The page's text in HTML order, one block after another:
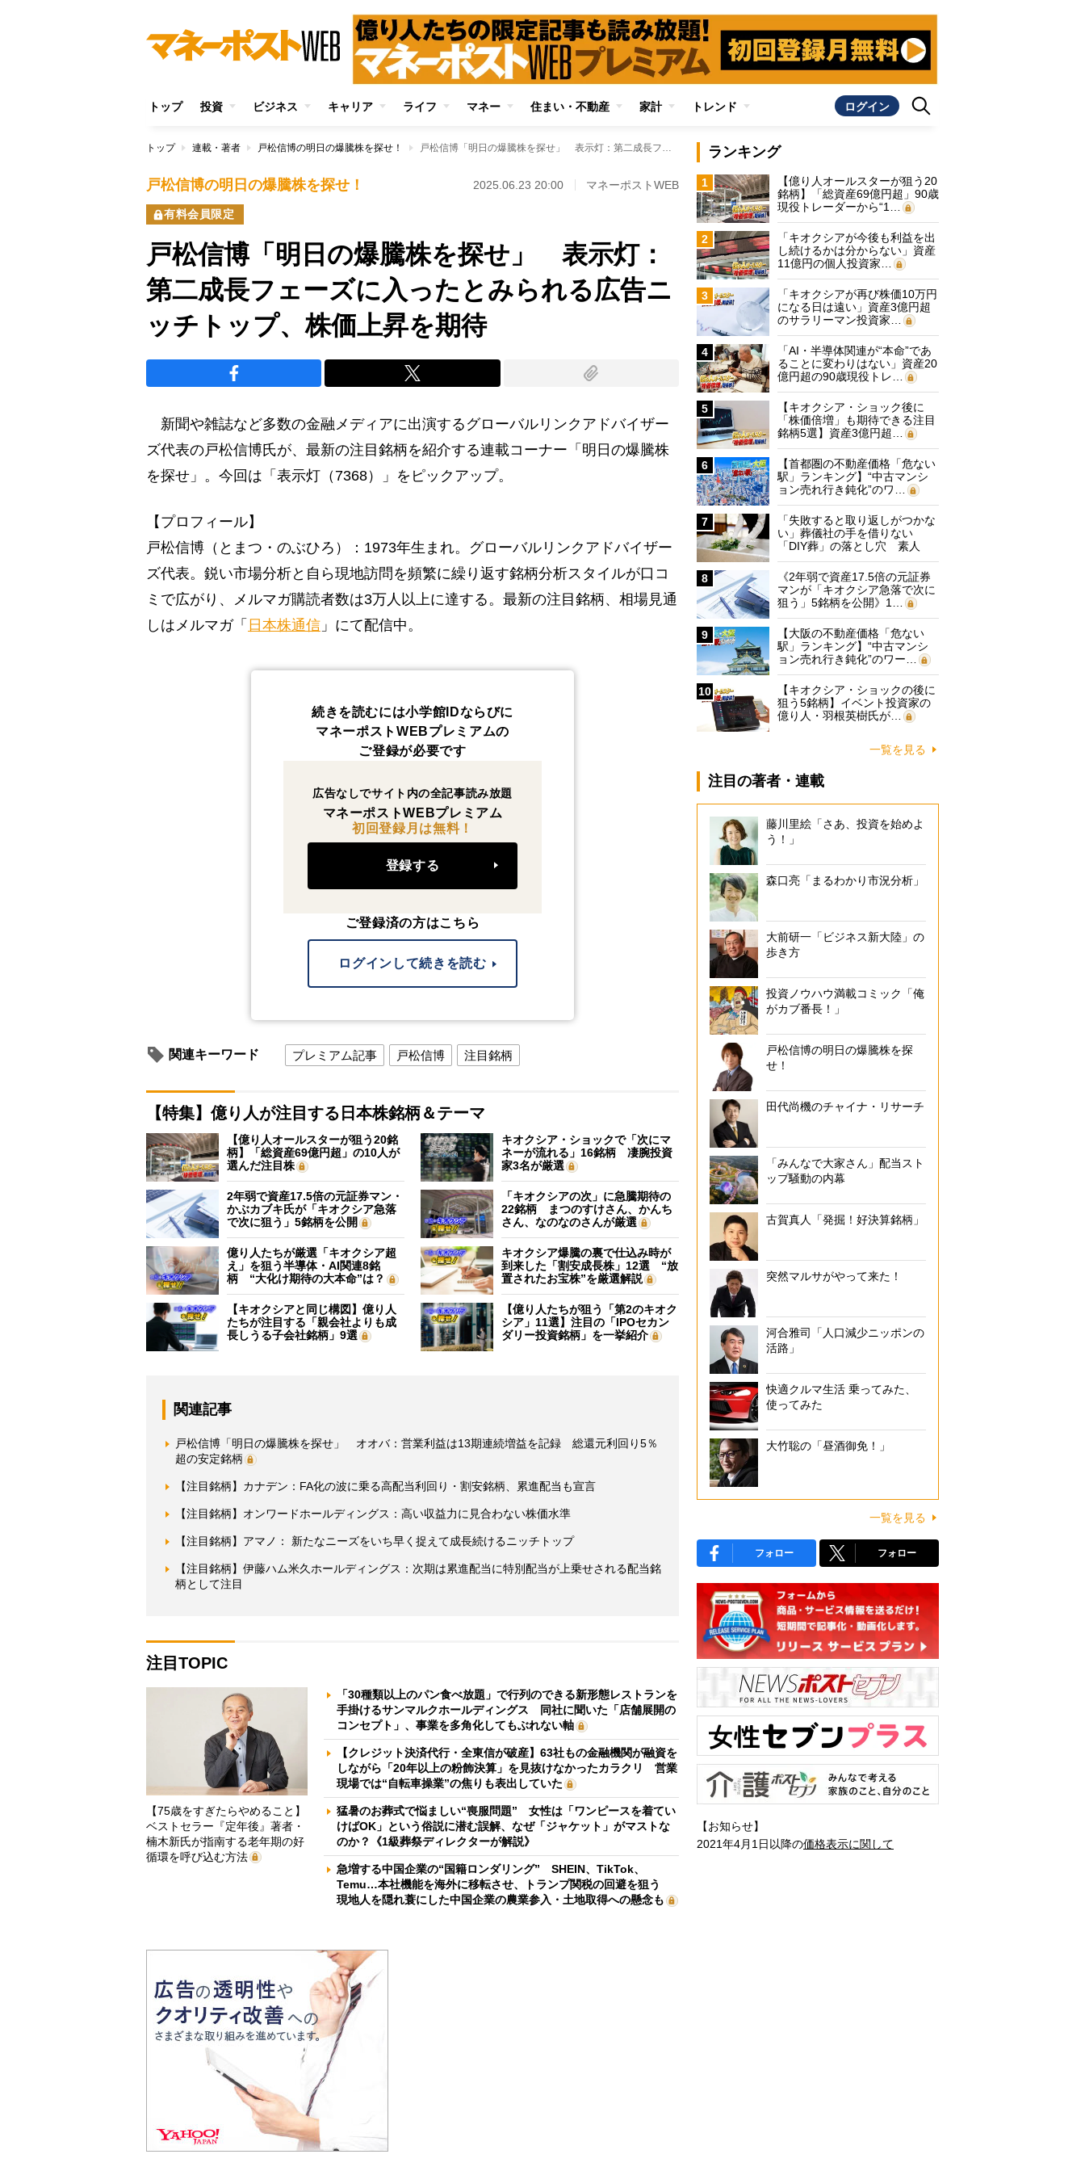
トップ 投資 ビジネス キャリア ライフ マネー 住まい・不動産 家計 トレンド ログイン
トップ 連載・著者 戸松信博の明日の爆騰株を探せ！ 戸松信博「明日の爆騰株を探せ」 表示灯：第二成長フェーズに入ったとみられる広告ニッチトップ、株価上昇を期待
戸松信博の明日の爆騰株を探せ！ 2025.06.23 20:00 マネーポストWEB
有料会員限定
戸松信博「明日の爆騰株を探せ」 表示灯：
第二成長フェーズに入ったとみられる広告ニ
ッチトップ、株価上昇を期待
新聞や雑誌など多数の金融メディアに出演するグローバルリンクアドバイザー
ズ代表の戸松信博氏が、最新の注目銘柄を紹介する連載コーナー「明日の爆騰株
を探せ」。今回は「表示灯（7368）」をピックアップ。
【プロフィール】
戸松信博（とまつ・のぶひろ）：1973年生まれ。グローバルリンクアドバイザー
ズ代表。鋭い市場分析と自ら現地訪問を頻繁に繰り返す銘柄分析スタイルが口コ
ミで広がり、メルマガ購読者数は3万人以上に達する。最新の注目銘柄、相場見通
しはメルマガ「 日本株通信 」にて配信中。
続きを読むには小学館IDならびに
マネーポストWEBプレミアムの
ご登録が必要です
広告なしでサイト内の全記事読み放題
マネーポストWEBプレミアム
初回登録月は無料！
登録する
ご登録済の方はこちら
ログインして続きを読む
関連キーワード プレミアム記事 戸松信博 注目銘柄
【特集】億り人が注目する日本株銘柄＆テーマ
【億り人オールスターが狙う20銘
柄】「総資産69億円超」の10人が
選んだ注目株
キオクシア・ショックで「次にマ
ネーが流れる」16銘柄 凄腕投資
家3名が厳選
2年弱で資産17.5倍の元証券マン・
かぶカブキ氏が「キオクシア急落
で次に狙う」5銘柄を公開
「キオクシアの次」に急騰期待の
22銘柄 まつのすけさん、かんち
さん、なのなのさんが厳選
億り人たちが厳選「キオクシア超
え」を狙う半導体・AI関連8銘
柄 “大化け期待の大本命”は？
キオクシア爆騰の裏で仕込み時が
到来した「割安成長株」12選 “放
置されたお宝株”を厳選解説
【キオクシアと同じ構図】億り人
たちが注目する「親会社よりも成
長しうる子会社銘柄」9選
【億り人たちが狙う「第2のキオク
シア」11選】注目の「IPOセカン
ダリー投資銘柄」を一挙紹介
関連記事
戸松信博「明日の爆騰株を探せ」 オオバ：営業利益は13期連続増益を記録 総還元利回り5％
超の安定銘柄
【注目銘柄】カナデン：FA化の波に乗る高配当利回り・割安銘柄、累進配当も宣言
【注目銘柄】オンワードホールディングス：高い収益力に見合わない株価水準
【注目銘柄】アマノ： 新たなニーズをいち早く捉えて成長続けるニッチトップ
【注目銘柄】伊藤ハム米久ホールディングス：次期は累進配当に特別配当が上乗せされる配当銘
柄として注目
注目TOPIC
【75歳をすぎたらやめること】
ベストセラー『定年後』著者・
楠木新氏が指南する老年期の好
循環を呼び込む方法
「30種類以上のパン食べ放題」で行列のできる新形態レストランを
手掛けるサンマルクホールディングス 同社に聞いた「店舗展開の
コンセプト」、事業を多角化してもぶれない軸
【クレジット決済代行・全東信が破産】63社もの金融機関が融資を
しながら「20年以上の粉飾決算」を見抜けなかったカラクリ 営業
現場では“自転車操業”の焦りも表出していた
猛暑のお葬式で悩ましい“喪服問題” 女性は「ワンピースを着てい
けばOK」という俗説に潜む誤解、なぜ「ジャケット」がマストな
のか？《1級葬祭ディレクターが解説》
急増する中国企業の“国籍ロンダリング” SHEIN、TikTok、
Temu…本社機能を海外に移転させ、トランプ関税の回避を狙う
現地人を隠れ蓑にした中国企業の農業参入・土地取得への懸念も
ランキング
1
【億り人オールスターが狙う20
銘柄】「総資産69億円超」90歳
現役トレーダーから“1…
2
「キオクシアが今後も利益を出
し続けるかは分からない」資産
11億円の個人投資家…
3
「キオクシアが再び株価10万円
になる日は遠い」資産3億円超
のサラリーマン投資家…
4
「AI・半導体関連が“本命”であ
ることに変わりはない」資産20
億円超の90歳現役トレ…
5
【キオクシア・ショック後に
「株価倍増」も期待できる注目
銘柄5選】資産3億円超…
6
【首都圏の不動産価格「危ない
駅」ランキング】“中古マンシ
ョン売れ行き鈍化”のワ…
7
「失敗すると取り返しがつかな
い」葬儀社の手を借りない
「DIY葬」の落とし穴 素人
に…
8
《2年弱で資産17.5倍の元証券
マンが「キオクシア急落で次に
狙う」5銘柄を公開》1…
9
【大阪の不動産価格「危ない
駅」ランキング】“中古マンシ
ョン売れ行き鈍化”のワー…
10
【キオクシア・ショックの後に
狙う5銘柄】イベント投資家の
億り人・羽根英樹氏が…
一覧を見る
注目の著者・連載
藤川里絵「さあ、投資を始めよ
う！」
森口亮「まるわかり市況分析」
大前研一「ビジネス新大陸」の
歩き方
投資ノウハウ満載コミック「俺
がカブ番長！」
戸松信博の明日の爆騰株を探
せ！
田代尚機のチャイナ・リサーチ
「みんなで大家さん」配当スト
ップ騒動の内幕
古賀真人「発掘！好決算銘柄」
突然マルサがやって来た！
河合雅司「人口減少ニッポンの
活路」
快適クルマ生活 乗ってみた、
使ってみた
大竹聡の「昼酒御免！」
一覧を見る
フォロー フォロー
【お知らせ】
2021年4月1日以降の価格表示に関して